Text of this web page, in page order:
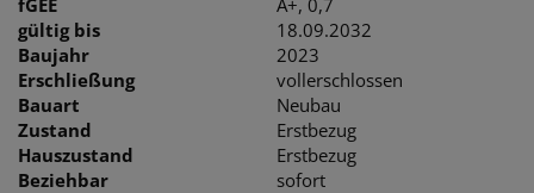
gültig bis
18.09.2032
Baujahr
2023
Erschließung
vollerschlossen
Bauart
Neubau
Zustand
Erstbezug
Hauszustand
Erstbezug
Beziehbar
sofort